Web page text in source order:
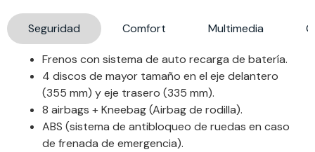
Seguridad Comfort Multimedia
Frenos con sistema de auto recarga de batería.
4 discos de mayor tamaño en el eje delantero
(355 mm) y eje trasero (335 mm).
8 airbags + Kneebag (Airbag de rodilla).
ABS (sistema de antibloqueo de ruedas en caso
de frenada de emergencia).